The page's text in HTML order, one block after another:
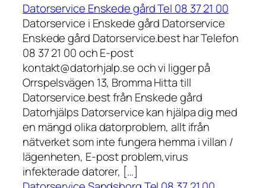
Datorservice Enskede gård Tel 08 37 21 00
Datorservice i Enskede gård Datorservice
Enskede gård Datorservice.best har Telefon
08 37 21 00 och E-post
kontakt@datorhjalp.se och vi ligger på
Orrspelsvägen 13, Bromma Hitta till
Datorservice.best från Enskede gård
Datorhjälps Datorservice kan hjälpa dig med
en mängd olika datorproblem, allt ifrån
nätverket som inte fungera hemma i villan /
lägenheten, E-post problem,virus
infekterade datorer, […]